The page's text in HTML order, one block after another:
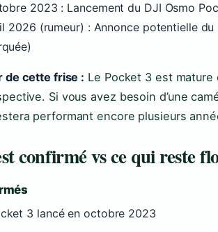
2023 : Lancement du DJI Osmo
2026 (rumeur) : Annonce potentielle
de cette frise : Le Pocket 3 est mature
Si vous avez besoin d’une
performant encore plusieurs
confirmé vs ce qui reste
3 lancé en octobre 2023